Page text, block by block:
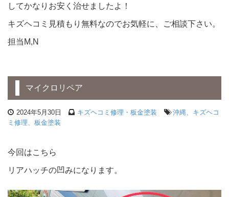
してかなりお安く治せましたよ！
キズヘコミ見積もり無料なのでお気軽に、ご相談下さい。
担当M,N
マイクロリペア
2024年5月30日 キズヘコミ修理・板金塗装
沖縄、キズヘコ
ミ修理、板金塗装
今回はこちら
リアハッチの凹みになります。